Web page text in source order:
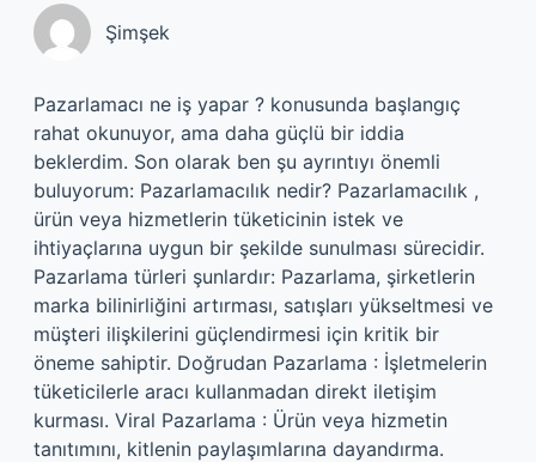
Şimşek
Pazarlamacı ne iş yapar ? konusunda başlangıç
rahat okunuyor, ama daha güçlü bir iddia
beklerdim. Son olarak ben şu ayrıntıyı önemli
buluyorum: Pazarlamacılık nedir? Pazarlamacılık ,
ürün veya hizmetlerin tüketicinin istek ve
ihtiyaçlarına uygun bir şekilde sunulması sürecidir.
Pazarlama türleri şunlardır: Pazarlama, şirketlerin
marka bilinirliğini artırması, satışları yükseltmesi ve
müşteri ilişkilerini güçlendirmesi için kritik bir
öneme sahiptir. Doğrudan Pazarlama : İşletmelerin
tüketicilerle aracı kullanmadan direkt iletişim
kurması. Viral Pazarlama : Ürün veya hizmetin
tanıtımını, kitlenin paylaşımlarına dayandırma.